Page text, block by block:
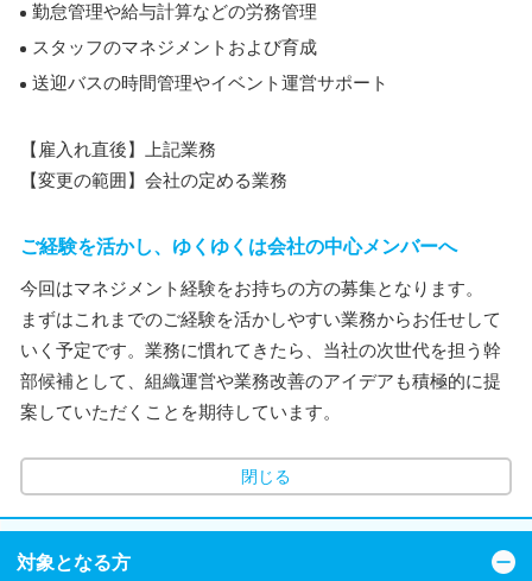
勤怠管理や給与計算などの労務管理
スタッフのマネジメントおよび育成
送迎バスの時間管理やイベント運営サポート
【雇入れ直後】上記業務
【変更の範囲】会社の定める業務
ご経験を活かし、ゆくゆくは会社の中心メンバーへ
今回はマネジメント経験をお持ちの方の募集となります。
まずはこれまでのご経験を活かしやすい業務からお任せして
いく予定です。業務に慣れてきたら、当社の次世代を担う幹
部候補として、組織運営や業務改善のアイデアも積極的に提
案していただくことを期待しています。
閉じる
対象となる方